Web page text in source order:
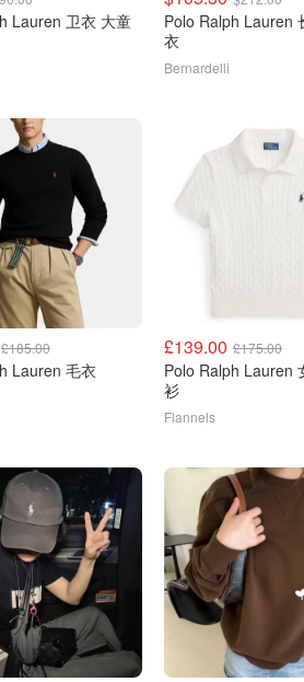
卫衣 大童
Polo Ralph Lauren
衣
Bernardelli
£185.00
Lauren 毛衣
£139.00 £175.00
Polo Ralph Lauren
衫
Flannels